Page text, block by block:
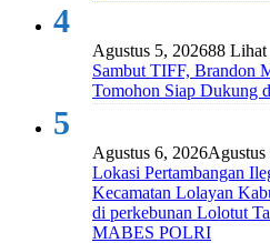
4
Agustus 5, 202688 Lihat
Sambut TIFF, Brandon
Tomohon Siap Dukung
5
Agustus 6, 2026
Lokasi Pertambangan
Kecamatan Lolayan
di perkebunan Lolotut
MABES POLRI